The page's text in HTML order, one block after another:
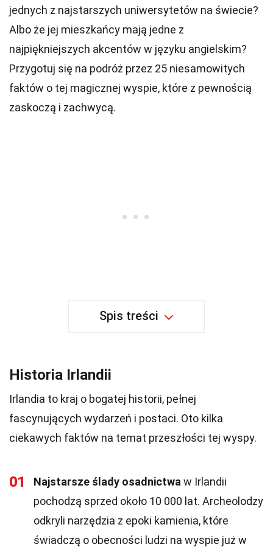
jednych z najstarszych uniwersytetów na świecie?
Albo że jej mieszkańcy mają jedne z
najpiękniejszych akcentów w języku angielskim?
Przygotuj się na podróż przez 25 niesamowitych
faktów o tej magicznej wyspie, które z pewnością
zaskoczą i zachwycą.
Spis treści
Historia Irlandii
Irlandia to kraj o bogatej historii, pełnej
fascynujących wydarzeń i postaci. Oto kilka
ciekawych faktów na temat przeszłości tej wyspy.
01 Najstarsze ślady osadnictwa w Irlandii
pochodzą sprzed około 10 000 lat. Archeolodzy
odkryli narzędzia z epoki kamienia, które
świadczą o obecności ludzi na wyspie już w